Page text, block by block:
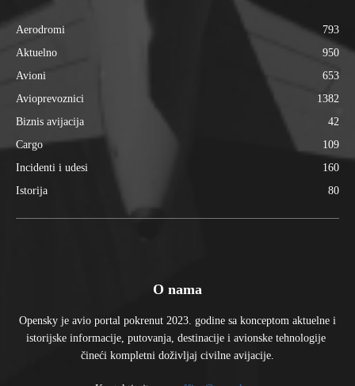
Aerodromi
793
Aktuelno
950
Avioni
653
Avioprevoznici
1382
Biznis avijacija
42
Cargo
109
Incidenti i udesi
160
Istorija
80
O nama
Opensky je avio portal pokrenut 2023. godine sa konceptom aktuelne i
istorijske informacije, putovanja, destinacije i avionske tehnologije
čineći kompletni doživljaj civilne avijacije.